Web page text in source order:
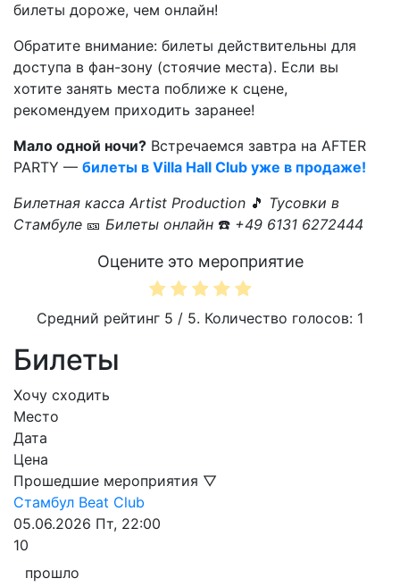
билеты дороже, чем онлайн!
Обратите внимание: билеты действительны для
доступа в фан-зону (стоячие места). Если вы
хотите занять места поближе к сцене,
рекомендуем приходить заранее!
Мало одной ночи? Встречаемся завтра на AFTER
PARTY — билеты в Villa Hall Club уже в продаже!
Билетная касса Artist Production 🎵 Тусовки в
Стамбуле 🎫 Билеты онлайн ☎️ +49 6131 6272444
Оцените это мероприятие
Средний рейтинг 5 / 5. Количество голосов: 1
Билеты
Хочу сходить
Место
Дата
Цена
Прошедшие мероприятия ▽
Стамбул Beat Club
05.06.2026 Пт, 22:00
10
прошло